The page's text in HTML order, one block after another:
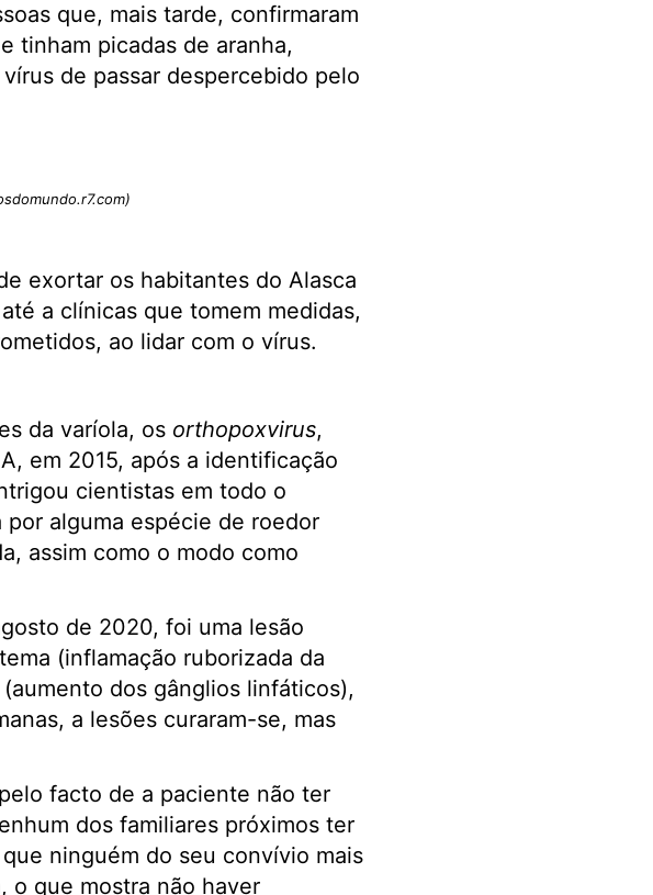
que, mais tarde, confirmaram
tinham picadas de aranha,
de passar despercebido pelo
exortar os habitantes do Alasca
a clínicas que tomem medidas,
ao lidar com o vírus.
da varíola, os orthopoxvirus,
em 2015, após a identificação
cientistas em todo o
alguma espécie de roedor
assim como o modo como
de 2020, foi uma lesão
(inflamação ruborizada da
dos gânglios linfáticos),
a lesões curaram-se, mas
facto de a paciente não ter
dos familiares próximos ter
ninguém do seu convívio mais
o que mostra não haver